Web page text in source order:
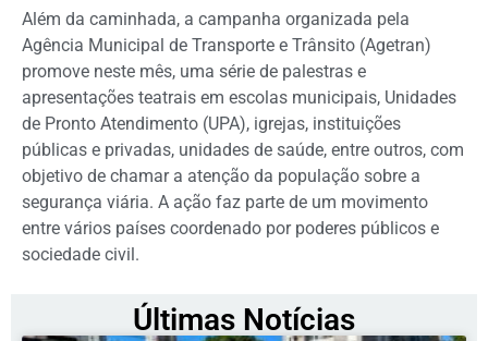
Além da caminhada, a campanha organizada pela
Agência Municipal de Transporte e Trânsito (Agetran)
promove neste mês, uma série de palestras e
apresentações teatrais em escolas municipais, Unidades
de Pronto Atendimento (UPA), igrejas, instituições
públicas e privadas, unidades de saúde, entre outros, com
objetivo de chamar a atenção da população sobre a
segurança viária. A ação faz parte de um movimento
entre vários países coordenado por poderes públicos e
sociedade civil.
Últimas Notícias